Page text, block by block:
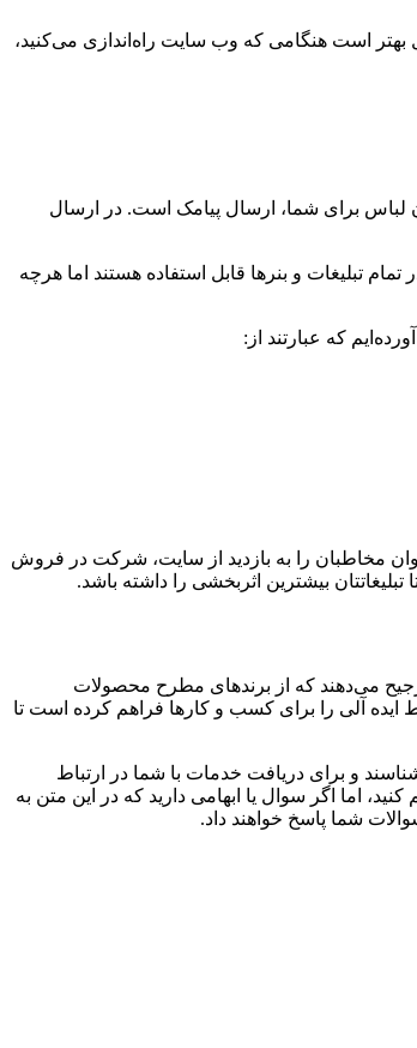
بهتر است هنگامی ‌که وب سایت راه‌اندازی می‌کنید،
لباس برای شما، ارسال پیامک است. در ارسال
تبلیغات و بنرها قابل استفاده هستند اما هرچه
که عبارتند از:
مخاطبان را به بازدید از سایت، شرکت در فروش
بیشترین اثربخشی را داشته باشد.
می‌دهند که از برند‌های مطرح محصولات
ایده آلی را برای کسب و کار‌ها فراهم کرده است تا
و برای دریافت خدمات با شما در ارتباط
اما اگر سوال یا ابهامی‌ دارید که در این متن به
شما پاسخ خواهند داد.